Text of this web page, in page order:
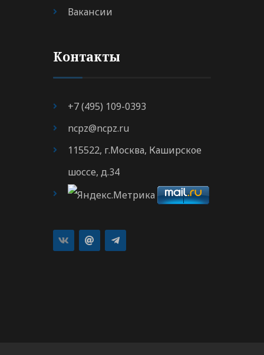
Вакансии
Контакты
+7 (495) 109-0393
ncpz@ncpz.ru
115522, г.Москва, Каширское
шоссе, д.34